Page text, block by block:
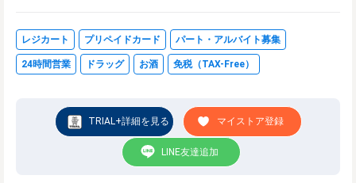
レジカート プリペイドカード パート・アルバイト募集
24時間営業 ドラッグ お酒 免税（TAX-Free）
TRIAL+詳細を見る マイストア登録
LINE友達追加